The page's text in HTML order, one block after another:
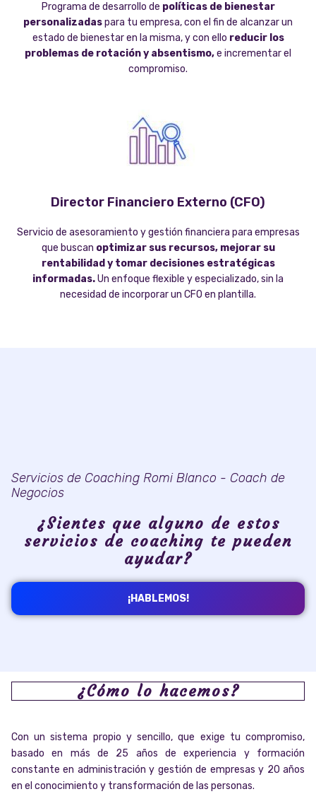
Programa de desarrollo de políticas de bienestar
personalizadaspara tu empresa, con el fin de alcanzar un
estado de bienestar en la misma, y con ello reducir los
problemas de rotación y absentismo,e incrementar el
compromiso.
Director Financiero Externo (CFO)
Servicio de asesoramiento y gestión financiera para empresas
que buscan optimizar sus recursos, mejorar su
rentabilidad y tomar decisiones estratégicas
informadas.Un enfoque flexible y especializado, sin la
necesidad de incorporar un CFO en plantilla.
Servicios de Coaching Romi Blanco - Coach de
Negocios
¿Sientes que alguno de estos
servicios de coaching te pueden
ayudar?
¡HABLEMOS!
¿Cómo lo hacemos?
Con un sistema propio y sencillo, que exige tu compromiso,
basado en más de 25 años de experiencia y formación
constante en administración y gestión de empresas y 20 años
en el conocimiento y transformación de las personas.